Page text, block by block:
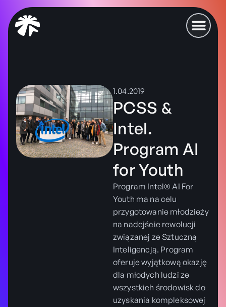
1.04.2019
PCSS &
Intel.
Program AI
for Youth
Program Intel® AI For
Youth ma na celu
przygotowanie młodzieży
na nadejście rewolucji
związanej ze Sztuczną
Inteligencją. Program
oferuje wyjątkową okazję
dla młodych ludzi ze
wszystkich środowisk do
uzyskania kompleksowej